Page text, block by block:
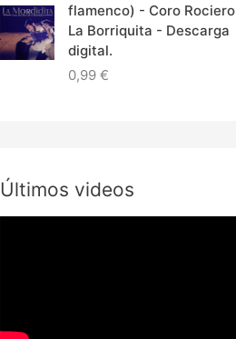
flamenco) - Coro Rociero
La Borriquita - Descarga
digital.
0,99 €
Últimos videos